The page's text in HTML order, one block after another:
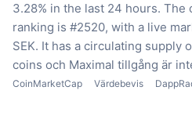
3.28% in the last 24 hours. The
ranking is #2520, with a live
SEK. It has a circulating supply
coins och Maximal tillgång är
CoinMarketCap Värdebevis